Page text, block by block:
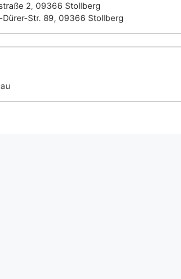
2, 09366 Stollberg
Str. 89, 09366 Stollberg